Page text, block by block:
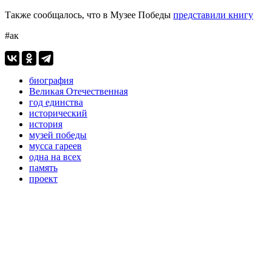
Также сообщалось, что в Музее Победы представили книгу
#ак
биография
Великая Отечественная
год единства
исторический
история
музей победы
мусса гареев
одна на всех
память
проект